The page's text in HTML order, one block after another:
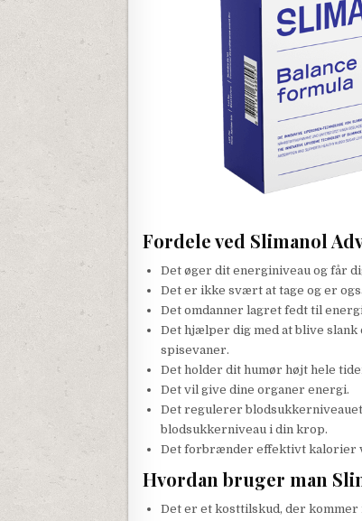
Fordele ved Slimanol
Det øger dit energiniveau og får
Det er ikke svært at tage og er
Det omdanner lagret fedt til
Det hjælper dig med at blive
spisevaner.
Det holder dit humør højt hele
Det vil give dine organer energi.
Det regulerer
blodsukkerniveau i din krop.
Det forbrænder effektivt kalorier
Hvordan bruger man
Det er et kosttilskud, der